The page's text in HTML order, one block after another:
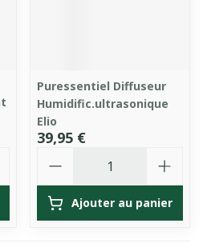
Puressentiel Diffuseur
Humidific.ultrasonique
Elio
39,95 €
Ajouter au panier